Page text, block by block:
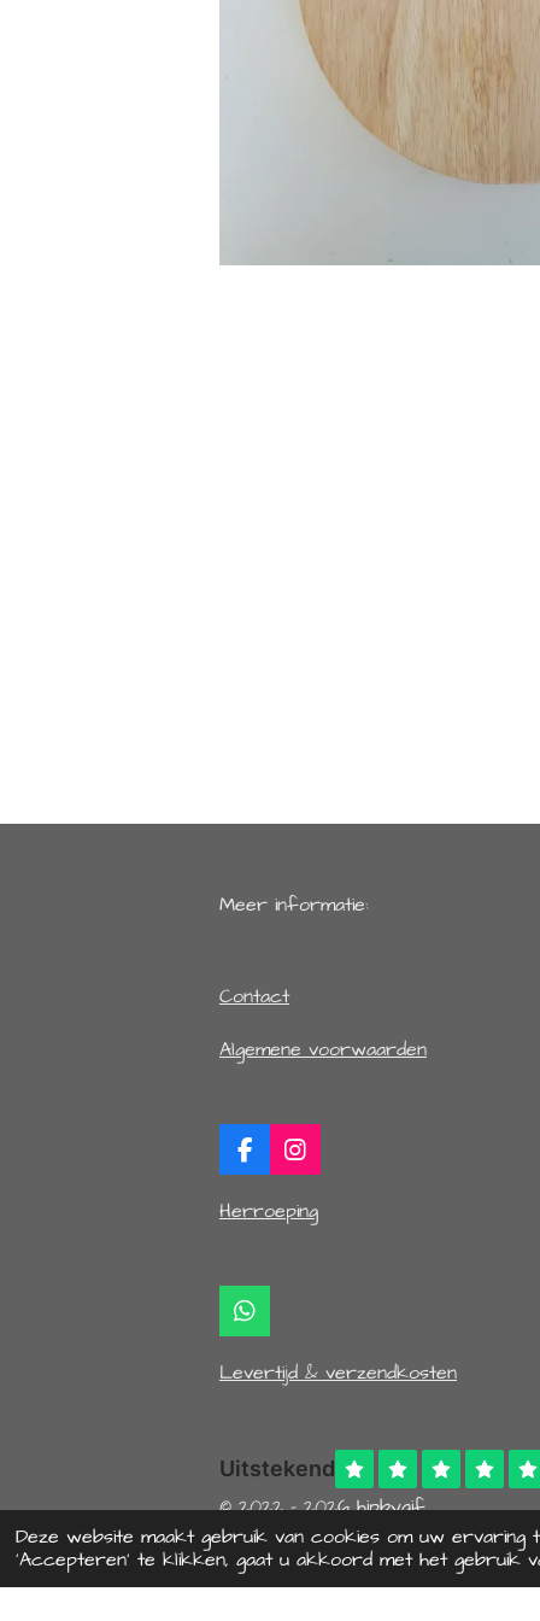
Deze website maakt gebruik van cookies om uw
‘Accepteren’ te klikken, gaat u akkoord met het gebruik
Meer informatie:
Contact
Algemene voorwaarden
F
a
c
e
o
k
I
n
s
t
Herroeping
W
h
a
t
p
p
Levertijd & verzendkosten
© 2022 - 2026 hipbyaif